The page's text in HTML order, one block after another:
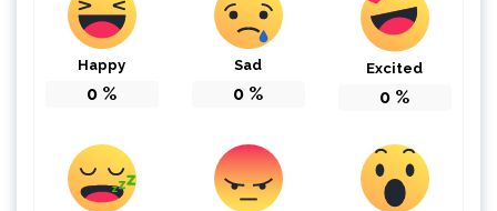
Happy
0 %
Sad
0 %
Excited
0 %